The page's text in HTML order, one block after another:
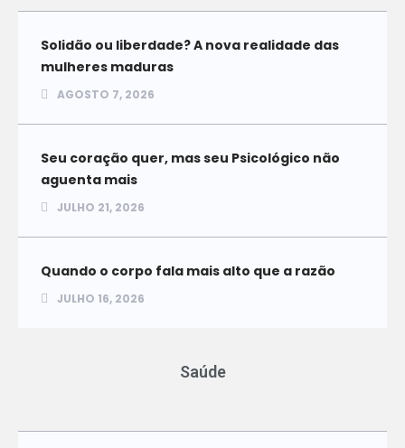
Solidão ou liberdade? A nova realidade das
mulheres maduras
AGOSTO 7, 2026
Seu coração quer, mas seu Psicológico não
aguenta mais
JULHO 21, 2026
Quando o corpo fala mais alto que a razão
JULHO 16, 2026
Saúde